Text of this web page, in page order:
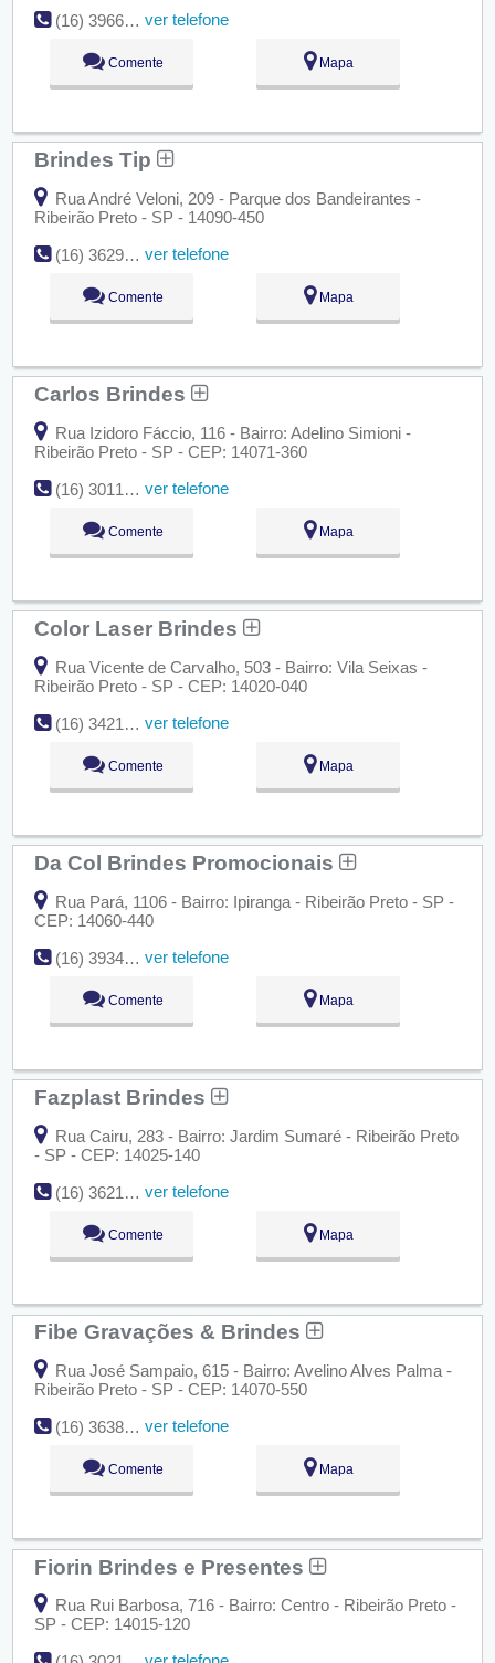
(16) 3966-3376
ver telefone
Comente Mapa
Brindes Tip
Rua André Veloni, 209 - Parque dos Bandeirantes -
Ribeirão Preto - SP - 14090-450
(16) 3629-0980
ver telefone
Comente Mapa
Carlos Brindes
Rua Izidoro Fáccio, 116 - Bairro: Adelino Simioni -
Ribeirão Preto - SP - CEP: 14071-360
(16) 3011-0200
ver telefone
Comente Mapa
Color Laser Brindes
Rua Vicente de Carvalho, 503 - Bairro: Vila Seixas -
Ribeirão Preto - SP - CEP: 14020-040
(16) 3421-3661
ver telefone
Comente Mapa
Da Col Brindes Promocionais
Rua Pará, 1106 - Bairro: Ipiranga - Ribeirão Preto - SP -
CEP: 14060-440
(16) 3934-5382
ver telefone
Comente Mapa
Fazplast Brindes
Rua Cairu, 283 - Bairro: Jardim Sumaré - Ribeirão Preto
- SP - CEP: 14025-140
(16) 3621-0441
ver telefone
Comente Mapa
Fibe Gravações & Brindes
Rua José Sampaio, 615 - Bairro: Avelino Alves Palma -
Ribeirão Preto - SP - CEP: 14070-550
(16) 3638-3303
ver telefone
Comente Mapa
Fiorin Brindes e Presentes
Rua Rui Barbosa, 716 - Bairro: Centro - Ribeirão Preto -
SP - CEP: 14015-120